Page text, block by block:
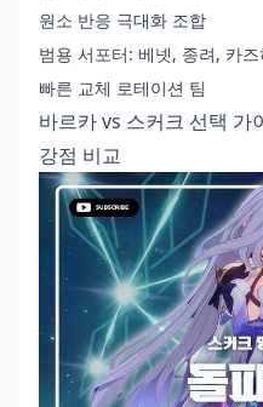
원소 반응 극대화 조합
범용 서포터: 베넷, 종려, 카
빠른 교체 로테이션 팀
바르카 vs 스커크 선택 가
강점 비교